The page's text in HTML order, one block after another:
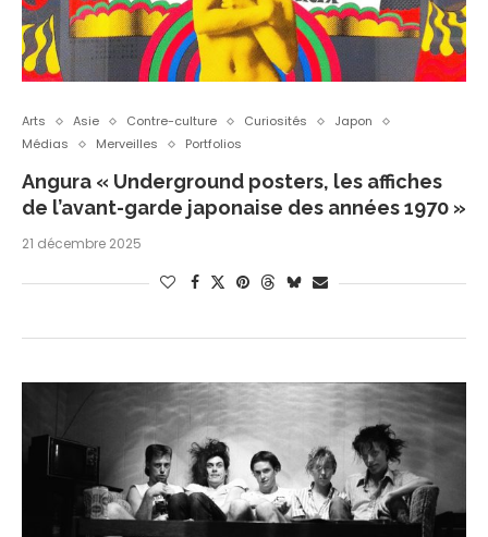
Arts Asie Contre-culture Curiosités
Japon
Médias
Merveilles Portfolios
Angura « Underground posters, les affiches
de l’avant-garde japonaise des années 1970 »
21 décembre 2025